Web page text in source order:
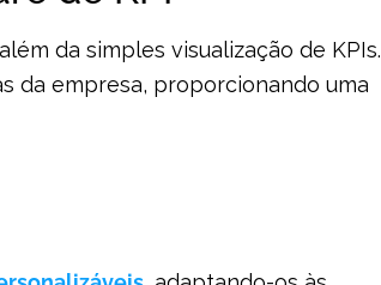
da simples visualização de KPIs.
da empresa, proporcionando uma